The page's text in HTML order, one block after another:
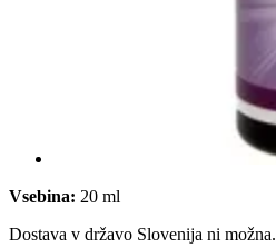
Vsebina: 20 ml
Dostava v državo Slovenija ni možna.